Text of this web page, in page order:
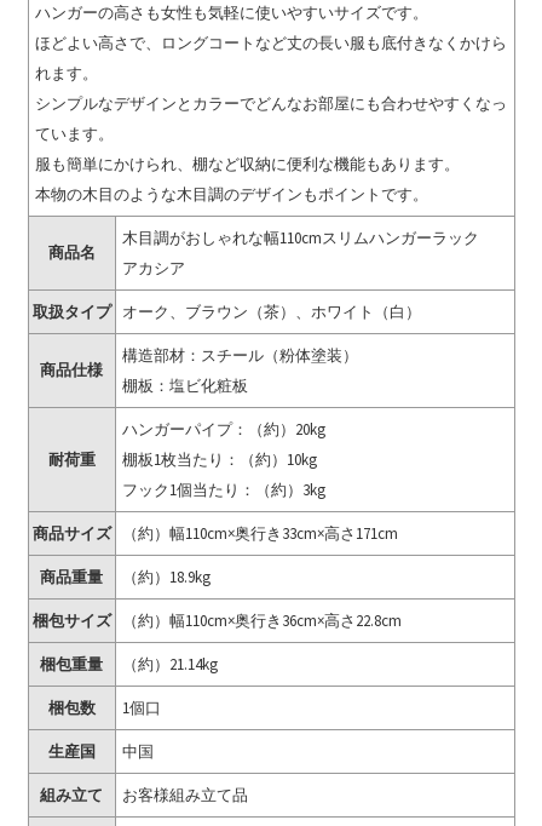
ハンガーの高さも女性も気軽に使いやすいサイズです。
ほどよい高さで、ロングコートなど丈の長い服も底付きなくかけら
れます。
シンプルなデザインとカラーでどんなお部屋にも合わせやすくなっ
ています。
服も簡単にかけられ、棚など収納に便利な機能もあります。
本物の木目のような木目調のデザインもポイントです。
商品名
木目調がおしゃれな幅110cmスリムハンガーラック
アカシア
取扱タイプ オーク、ブラウン（茶）、ホワイト（白）
商品仕様
構造部材：スチール（粉体塗装）
棚板：塩ビ化粧板
耐荷重
ハンガーパイプ：（約）20kg
棚板1枚当たり：（約）10kg
フック1個当たり：（約）3kg
商品サイズ （約）幅110cm×奥行き33cm×高さ171cm
商品重量 （約）18.9kg
梱包サイズ （約）幅110cm×奥行き36cm×高さ22.8cm
梱包重量 （約）21.14kg
梱包数 1個口
生産国 中国
組み立て お客様組み立て品